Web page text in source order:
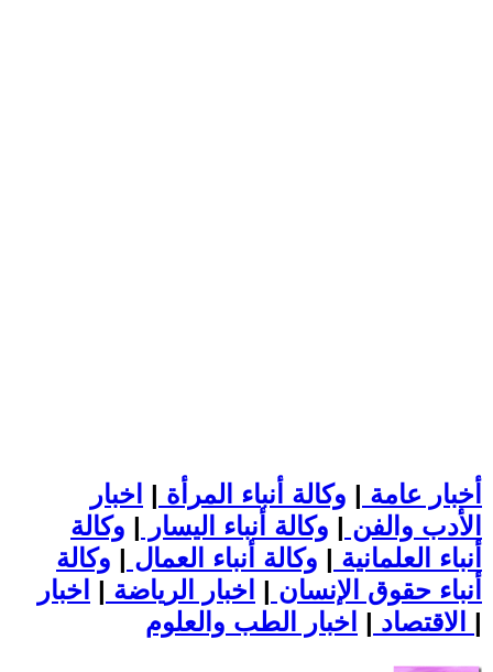
أخبار عامة | وكالة أنباء المرأة | اخبار
الأدب والفن | وكالة أنباء اليسار | وكالة
أنباء العلمانية | وكالة أنباء العمال | وكالة
أنباء حقوق الإنسان | اخبار الرياضة | اخبار
الاقتصاد | |